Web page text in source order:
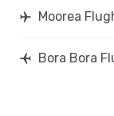
Moorea
Bora Bora